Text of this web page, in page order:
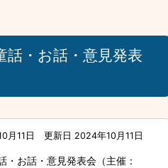
・お話・意見発表
月11日 更新日 2024年10月11日
お話・意見発表会（主催：